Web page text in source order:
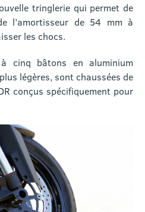
tringlerie qui permet de
l’amortisseur de 54 mm à
les chocs.
cinq bâtons en aluminium
légères, sont chaussées de
conçus spécifiquement pour